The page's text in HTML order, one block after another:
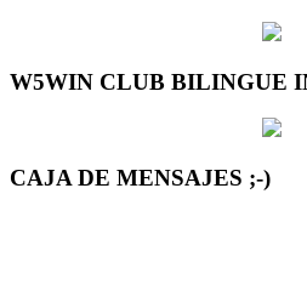
W5WIN CLUB BILINGUE
CAJA DE MENSAJES ;-)